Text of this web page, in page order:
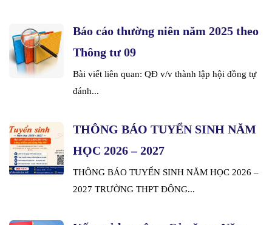
Báo cáo thường niên năm 2025 theo
Thông tư 09
Bài viết liên quan: QĐ v/v thành lập hội đồng tự
đánh...
THÔNG BÁO TUYỂN SINH NĂM
HỌC 2026 – 2027
THÔNG BÁO TUYỂN SINH NĂM HỌC 2026 –
2027 TRƯỜNG THPT ĐÔNG...